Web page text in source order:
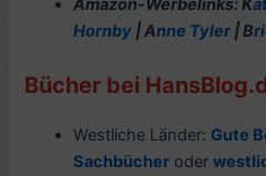
Amazon-Werbelinks: K
Hornby | Anne Tyler | B
Bücher bei
Westliche Länder: Gute
Sachbücher oder